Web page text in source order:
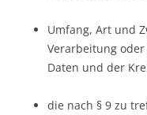
Umfang, Art und
Verarbeitung
Daten und der
die nach § 9 zu